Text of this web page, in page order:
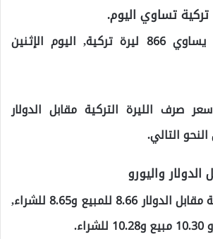
100 دولار أمريكي يساوي 866 ليرة تركية, اليوم الإثنين
صرف الليرة التركية مقابل الدولار
التالي.
الدولار واليورو
سجلت الليرة التركية مقابل الدولار 8.66 للمبيع و8.65 للشراء,